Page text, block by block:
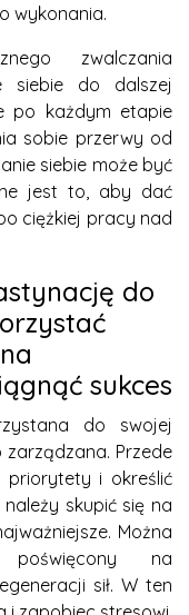
wykonania.
zwalczania
siebie do dalszej
po każdym etapie
sobie przerwy od
siebie może być
jest to, aby dać
ciężkiej pracy nad
do
sukces
do swojej
Przede
priorytety i określić
skupić się na
Można
na
sił. W ten